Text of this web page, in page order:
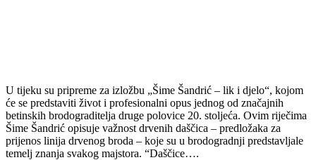
U tijeku su pripreme za izložbu „Šime Šandrić – lik i djelo“, kojom
će se predstaviti život i profesionalni opus jednog od značajnih
betinskih brodograditelja druge polovice 20. stoljeća. Ovim riječima
Šime Šandrić opisuje važnost drvenih daščica – predložaka za
prijenos linija drvenog broda – koje su u brodogradnji predstavljale
temelj znanja svakog majstora. “Daščice….